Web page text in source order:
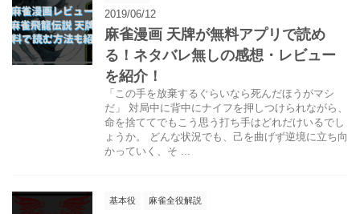
2019/06/12
麻雀漫画 天牌が無料アプリで読め
る！ネタバレ無しの感想・レビュー
を紹介！
「この手を放棄するぐらいなら死んだほうがマシ
だ」 対局中に背中にナイフを押しつけられながら、
命を捨ててでもこう思う打ち手はどれだけいるでし
ょうか。 どんな状況でも、己を曲げず逆境に立ち向
かっていく、そ ...
基本役 麻雀全役解説